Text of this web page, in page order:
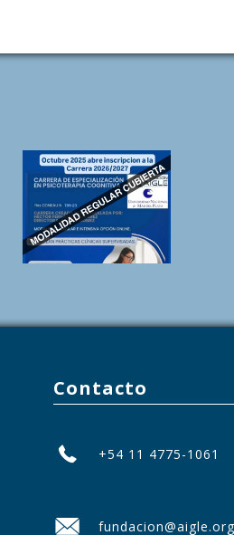
Contacto
+54 11 4775-1061